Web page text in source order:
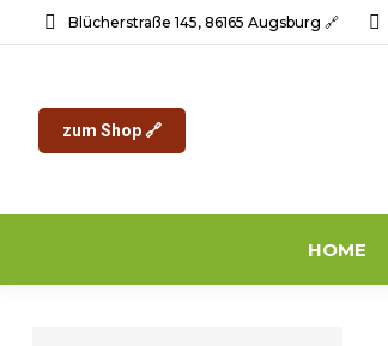
Blücherstraße 145, 86165 Augsburg 🔗
zum Shop 🔗
HOME